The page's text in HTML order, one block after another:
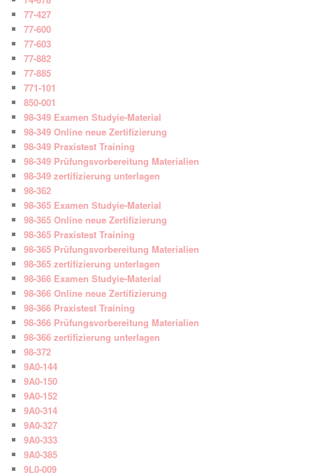
77-427
77-600
77-603
77-882
77-885
771-101
850-001
98-349 Examen Studyie-Material
98-349 Online neue Zertifizierung
98-349 Praxistest Training
98-349 Prüfungsvorbereitung Materialien
98-349 zertifizierung unterlagen
98-362
98-365 Examen Studyie-Material
98-365 Online neue Zertifizierung
98-365 Praxistest Training
98-365 Prüfungsvorbereitung Materialien
98-365 zertifizierung unterlagen
98-366 Examen Studyie-Material
98-366 Online neue Zertifizierung
98-366 Praxistest Training
98-366 Prüfungsvorbereitung Materialien
98-366 zertifizierung unterlagen
98-372
9A0-144
9A0-150
9A0-152
9A0-314
9A0-327
9A0-333
9A0-385
9L0-009